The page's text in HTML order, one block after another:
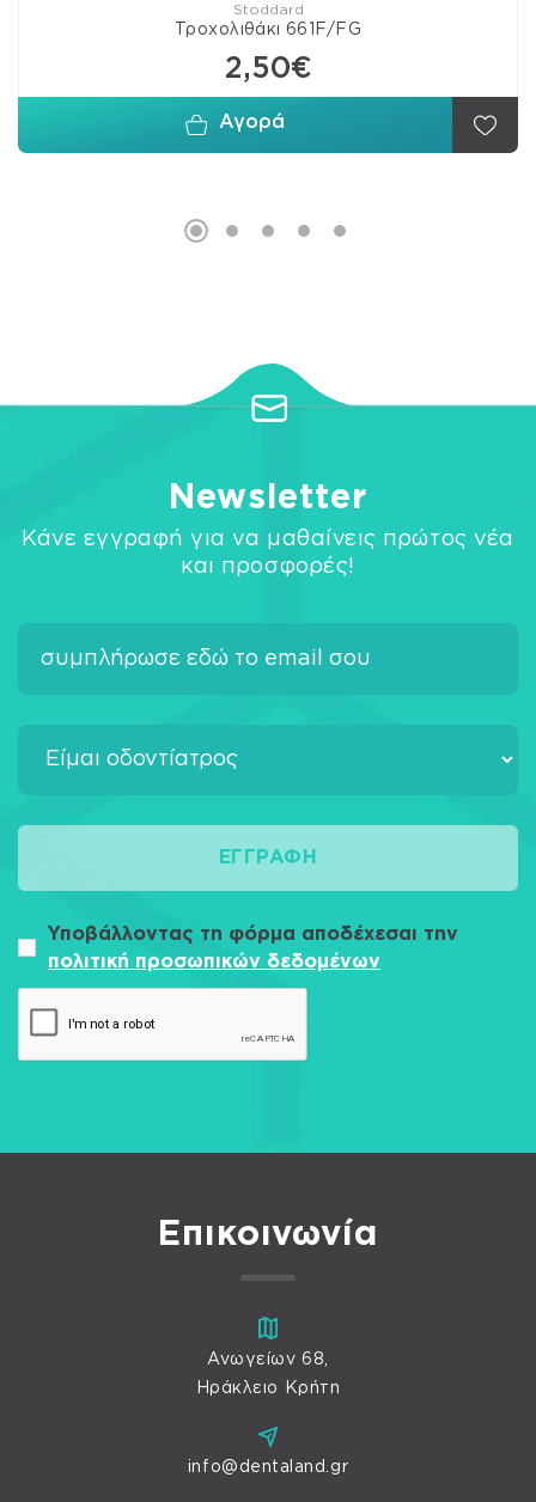
Stoddard
Τροχολιθάκι 661F/FG
2,50€
Αγορά
Newsletter
Κάνε εγγραφή για να μαθαίνεις πρώτος νέα
και προσφορές!
ΕΓΓΡΑΦΉ
Υποβάλλοντας τη φόρμα αποδέχεσαι την
πολιτική προσωπικών δεδομένων
Επικοινωνία
Ανωγείων 68,
Ηράκλειο Κρήτη
info@dentaland.gr